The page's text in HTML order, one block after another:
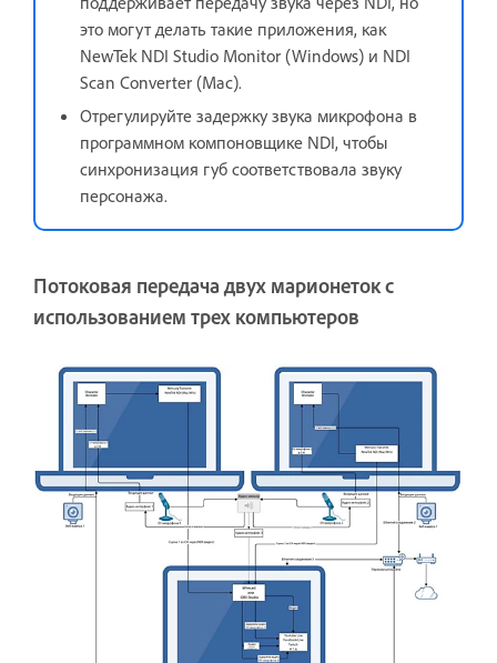
это могут делать такие приложения, как
NewTek NDI Studio Monitor (Windows) и NDI
Scan Converter (Mac).
Отрегулируйте задержку звука микрофона в
программном компоновщике NDI, чтобы
синхронизация губ соответствовала звуку
персонажа.
Потоковая передача двух марионеток с
использованием трех компьютеров